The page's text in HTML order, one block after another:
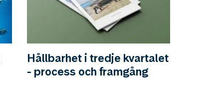
Hållbarhet i tredje kvartalet
- process och framgång